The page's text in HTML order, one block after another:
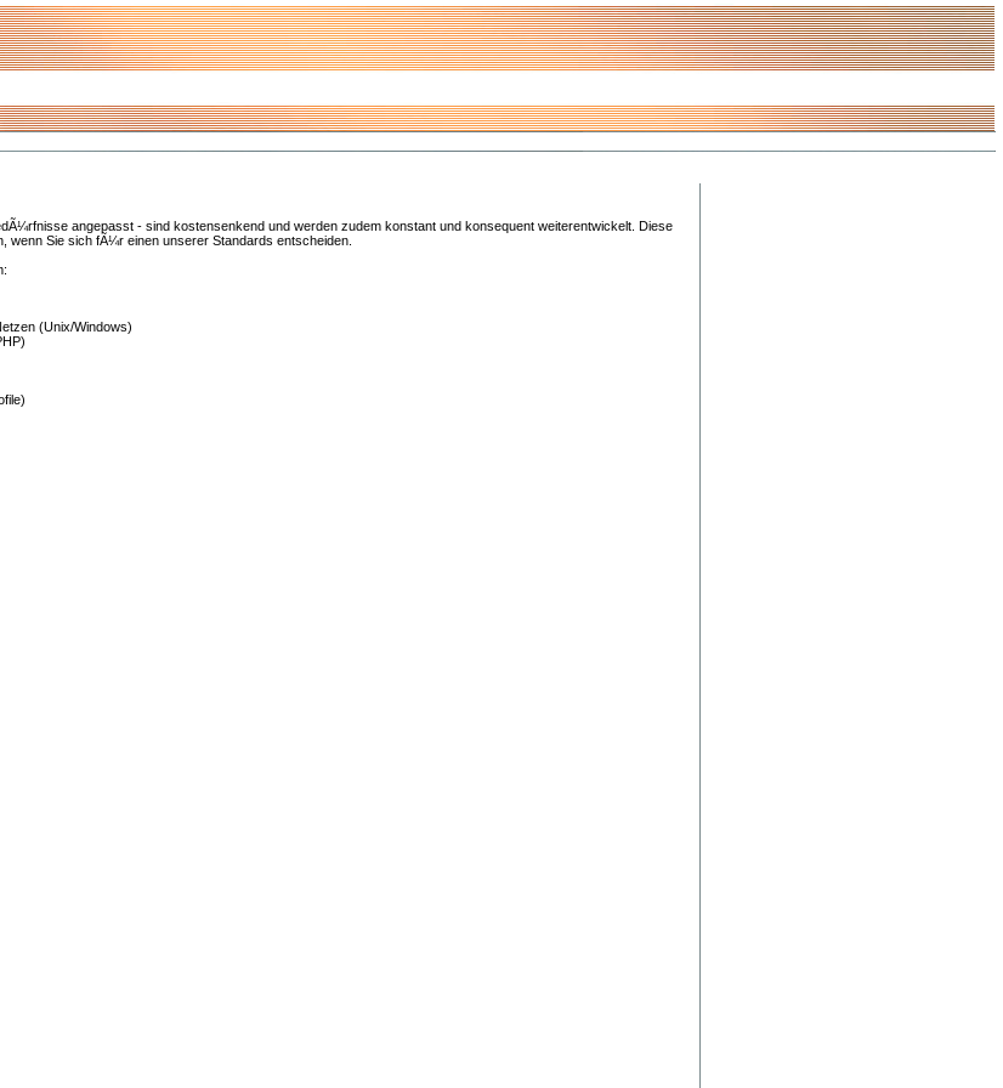
angepasst - sind kostensenkend und werden zudem konstant und konsequent weiterentwickelt. Diese
wenn Sie sich fÃ¼r einen unserer Standards entscheiden.
(Unix/Windows)